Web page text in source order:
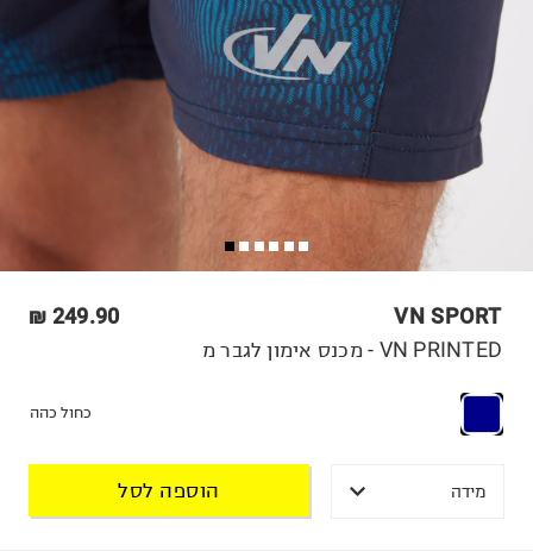
VN SPORT
249.90 ₪
VN PRINTED - מכנס אימון לגבר מ
כחול כהה
מידה הוספה לסל